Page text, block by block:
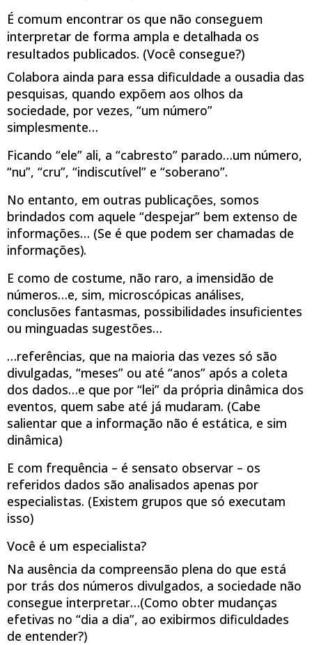
É comum encontrar os que não conseguem
interpretar de forma ampla e detalhada os
resultados publicados. (Você consegue?)
Colabora ainda para essa dificuldade a ousadia das
pesquisas, quando expõem aos olhos da
sociedade, por vezes, “um número”
simplesmente…
Ficando “ele” ali, a “cabresto” parado…um número,
“nu”, “cru”, “indiscutível” e “soberano”.
No entanto, em outras publicações, somos
brindados com aquele “despejar” bem extenso de
informações… (Se é que podem ser chamadas de
informações).
E como de costume, não raro, a imensidão de
números…e, sim, microscópicas análises,
conclusões fantasmas, possibilidades insuficientes
ou minguadas sugestões…
…referências, que na maioria das vezes só são
divulgadas, “meses” ou até “anos” após a coleta
dos dados…e que por “lei” da própria dinâmica dos
eventos, quem sabe até já mudaram. (Cabe
salientar que a informação não é estática, e sim
dinâmica)
E com frequência – é sensato observar – os
referidos dados são analisados apenas por
especialistas. (Existem grupos que só executam
isso)
Você é um especialista?
Na ausência da compreensão plena do que está
por trás dos números divulgados, a sociedade não
consegue interpretar…(Como obter mudanças
efetivas no “dia a dia”, ao exibirmos dificuldades
de entender?)